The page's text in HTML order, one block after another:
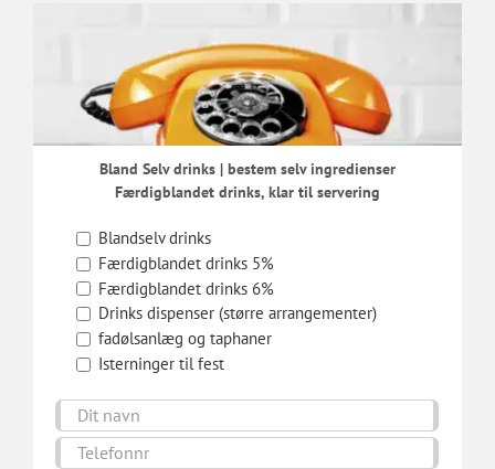
Bland Selv drinks | bestem selv ingredienser
Færdigblandet drinks, klar til servering
Blandselv drinks
Færdigblandet drinks 5%
Færdigblandet drinks 6%
Drinks dispenser (større arrangementer)
fadølsanlæg og taphaner
Isterninger til fest